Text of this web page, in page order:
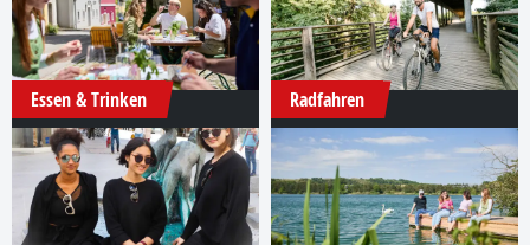
Essen & Trinken Radfahren